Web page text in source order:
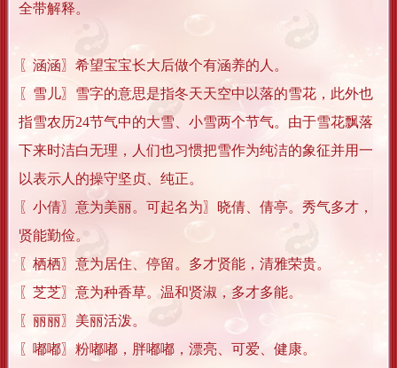
全带解释。
〖涵涵〗希望宝宝长大后做个有涵养的人。
〖雪儿〗雪字的意思是指冬天天空中以落的雪花，此外也
指雪农历24节气中的大雪、小雪两个节气。由于雪花飘落
下来时洁白无理，人们也习惯把雪作为纯洁的象征并用一
以表示人的操守坚贞、纯正。
〖小倩〗意为美丽。可起名为〗晓倩、倩亭。秀气多才，
贤能勤俭。
〖栖栖〗意为居住、停留。多才贤能，清雅荣贵。
〖芝芝〗意为种香草。温和贤淑，多才多能。
〖丽丽〗美丽活泼。
〖嘟嘟〗粉嘟嘟，胖嘟嘟，漂亮、可爱、健康。